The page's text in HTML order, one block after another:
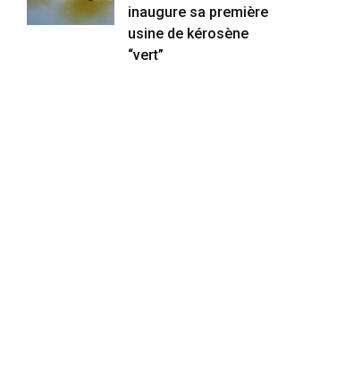
inaugure sa première
usine de kérosène
“vert”